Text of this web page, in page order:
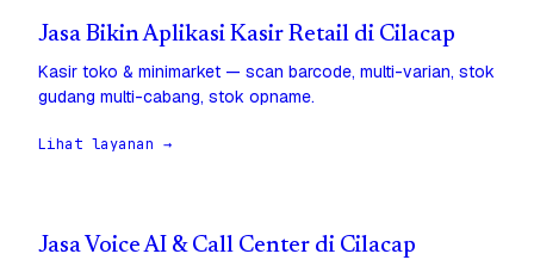
Jasa Bikin Aplikasi Kasir Retail di Cilacap
Kasir toko & minimarket — scan barcode, multi-varian, stok
gudang multi-cabang, stok opname.
Lihat layanan →
Jasa Voice AI & Call Center di Cilacap